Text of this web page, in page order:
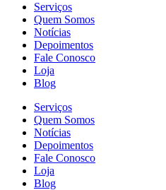
Serviços
Quem Somos
Notícias
Depoimentos
Fale Conosco
Loja
Blog
Serviços
Quem Somos
Notícias
Depoimentos
Fale Conosco
Loja
Blog